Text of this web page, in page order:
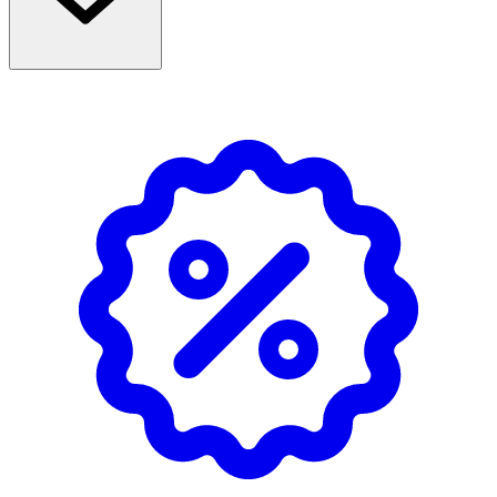
· Hjälper till att hålla sårkanterna samman
1. Tvätta händerna och rengör såret från mitten och
2. Låt huden torka innan remsorna appliceras.
3. Placera en remsa i ena änden av såret. För
sårkanterna så tätt som möjligt och fäst remsan över
4. Vid behov kan flera remsor användas – placera dem
med cirka 3–5 mm mellanrum.
5. Låt remsorna sitta kvar i upp till 10 dagar, så att